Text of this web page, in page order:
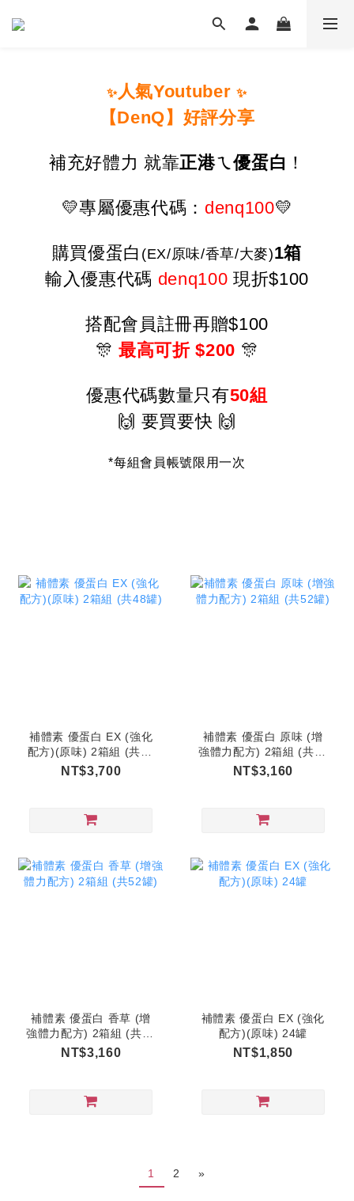
✨人氣Youtuber✨
【DenQ】好評分享
補充好體力 就靠正港ㄟ優蛋白 ！
💛專屬優惠代碼： denq100💛
購買優蛋白 (EX/原味/香草/大麥)1箱
輸入優惠代碼 denq100 現折$100
搭配會員註冊再贈$100
🎊 最高可折 $200 🎊
優惠代碼數量只有50組
🙌 要買要快 🙌
*每組會員帳號限用一次
補體素 優蛋白 EX (強化
配方)(原味) 2箱組 (共48
罐)
NT$3,700
補體素 優蛋白 原味 (增
強體力配方) 2箱組 (共52
罐)
NT$3,160
補體素 優蛋白 香草 (增
強體力配方) 2箱組 (共52
罐)
NT$3,160
補體素 優蛋白 EX (強化
配方)(原味) 24罐
NT$1,850
1 2 »